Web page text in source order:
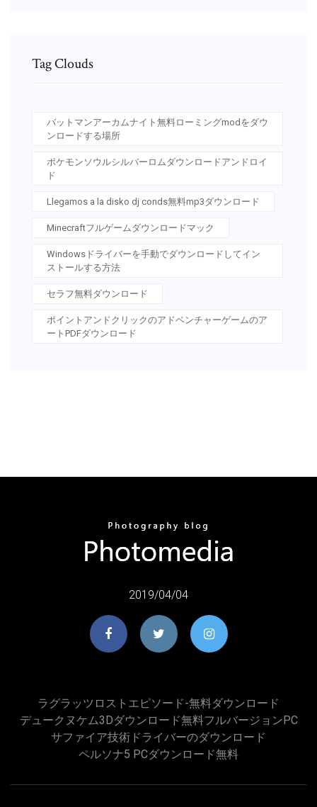
Tag Clouds
バットマンアーカムナイト無料ローミングmodをダウ
ンロードする場所
ポケモンソウルシルバーロムダウンロードアンドロイ
ド
Llegamos a la disko dj conds無料mp3ダウンロード
Minecraftフルゲームダウンロードマック
Windowsドライバーを手動でダウンロードしてイン
ストールする方法
セラフ無料ダウンロード
ポイントアンドクリックのアドベンチャーゲームのア
ートPDFダウンロード
2019/04/04
ラグラッツロストエピソード-無料ダウンロード
デュークヌケム3Dダウンロード無料フルバージョンPC
サファイア技術ドライバーのダウンロード
ペルソナ5 PCダウンロード無料